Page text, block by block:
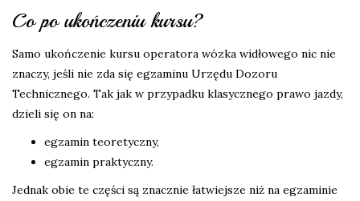
Co po ukończeniu kursu?
Samo ukończenie kursu operatora wózka widłowego nic nie
znaczy, jeśli nie zda się egzaminu Urzędu Dozoru
Technicznego. Tak jak w przypadku klasycznego prawo jazdy,
dzieli się on na:
egzamin teoretyczny,
egzamin praktyczny.
Jednak obie te części są znacznie łatwiejsze niż na egzaminie